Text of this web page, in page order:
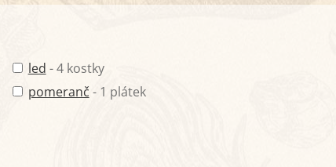
led - 4 kostky
pomeranč - 1 plátek